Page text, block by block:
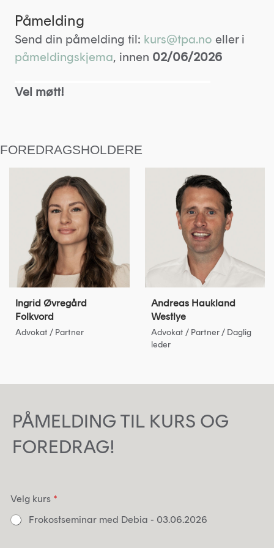
Påmelding
Send din påmelding til: kurs@tpa.no eller i
påmeldingskjema, innen 02/06/2026
Vel møtt!
FOREDRAGSHOLDERE
Ingrid Øvregård
Folkvord
Advokat / Partner
Andreas Haukland
Westlye
Advokat / Partner / Daglig
leder
PÅMELDING TIL KURS OG
FOREDRAG!
Velg kurs *
Frokostseminar med Debia - 03.06.2026